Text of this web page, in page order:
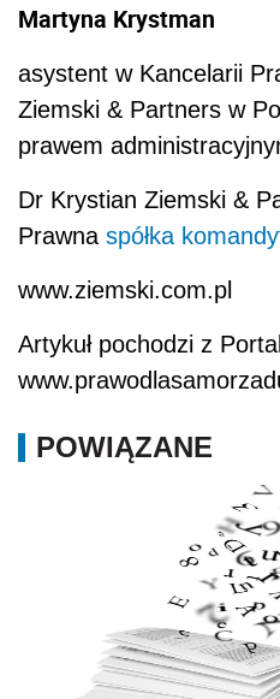
Martyna Krystman
asystent w Kancelarii
Ziemski & Partners w
prawem
Dr Krystian Ziemski &
Prawna spółka
www.ziemski.com.pl
Artykuł pochodzi z
POWIĄZANE